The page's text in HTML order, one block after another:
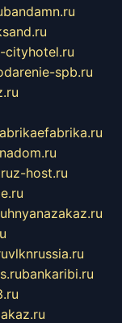
bandamn.ru
cityhotel.ru
spb.ru
z-host.ru
vlknrussia.ru
bankaribi.ru